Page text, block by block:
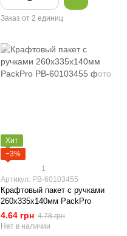
Заказ от 2 единиц
Хит
−3%
1
Артикул: PB-60103455
Крафтовый пакет с ручками
260х335х140мм PackPro
4.64 грн 4.78 грн
Нет в наличии